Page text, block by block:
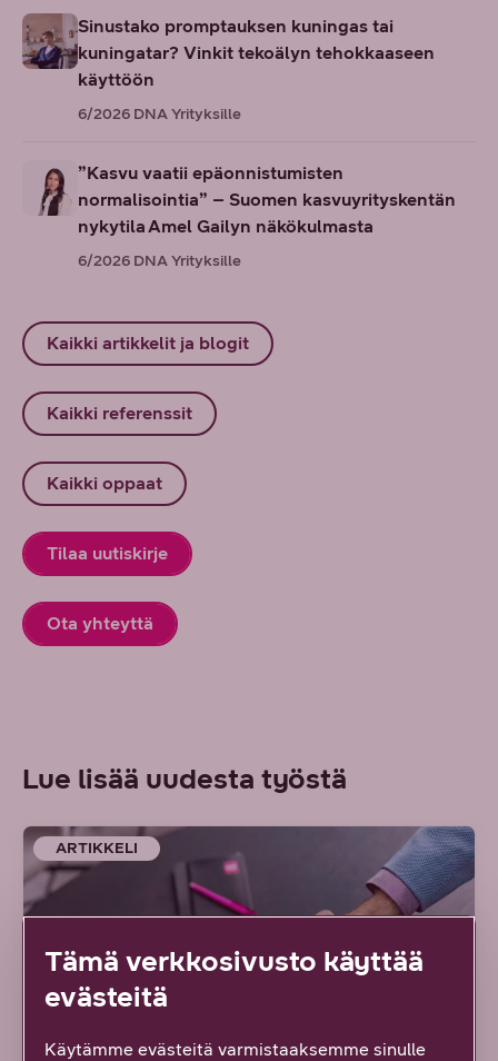
Sinustako promptauksen kuningas tai
kuningatar? Vinkit tekoälyn tehokkaaseen
käyttöön
6/2026 DNA Yrityksille
”Kasvu vaatii epäonnistumisten
normalisointia” – Suomen kasvuyrityskentän
nykytila Amel Gailyn näkökulmasta
6/2026 DNA Yrityksille
Kaikki artikkelit ja blogit
Kaikki referenssit
Kaikki oppaat
Tilaa uutiskirje
Ota yhteyttä
Lue lisää uudesta työstä
ARTIKKELI
Tämä verkkosivusto käyttää
evästeitä
Käytämme evästeitä varmistaaksemme sinulle